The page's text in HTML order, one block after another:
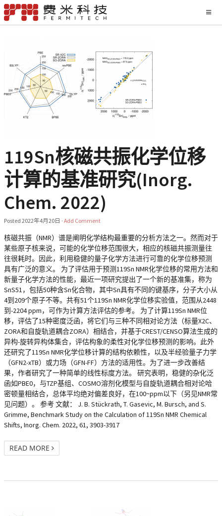
119Sn核磁共振化学位移
计算的基准研究(Inorg.
Chem. 2022)
Posted 2022年4月20日 · Add Comment
核磁共振（NMR）谱是阐明化学结构最重要的分析方法之一。然而对于
某些原子核来说，可能的化学位移范围很大，相应的核磁共振测量往
往很耗时。因此，利用稳健的量子化学方法进行可靠的化学位移预测
具有广泛的意义。 为了评估用于预测119Sn NMR化学位移的常用方法和
新量子化学方法的性能，最近一项研究提出了一个新的基准集，称为
SnS51，包括50种含Sn化合物，其中Sn具有不同的键基序，分子大小从
4到209个原子不等。共有51个119Sn NMR化学位移实验值，范围从2448
到-2204 ppm，可作为计算方法评估的参考。 为了计算119Sn NMR位
移，评估了15种密度泛函，将它们与三种不同相对论方法（标量X2C、
ZORA和自旋轨道耦合ZORA）相结合，并基于CREST/CENSO算法生成的
异构-旋转异构体集合，评估构象的柔性对化学位移预测的影响。此外
还研究了119Sn NMR化学位移计算的结构依赖性，以及半经验量子力学
（GFN2-xTB）或力场（GFN-FF）方法的适用性。为了进一步改善结
果，作者研究了一种简单的线性标度方法。 研究表明，稳健的杂化泛
函如PBE0，与TZP基组、COSMO溶剂化模型与自旋轨道耦合相对论哈
密顿量相结合，总体平均绝对偏差良好，在100~ppm以下（另见NMR常
见问题）。 参考 文献： J. B. Stückrath, T. Gasevic, M. Bursch, and S.
Grimme, Benchmark Study on the Calculation of 119Sn NMR Chemical
Shifts, Inorg. Chem. 2022, 61, 3903-3917
READ MORE